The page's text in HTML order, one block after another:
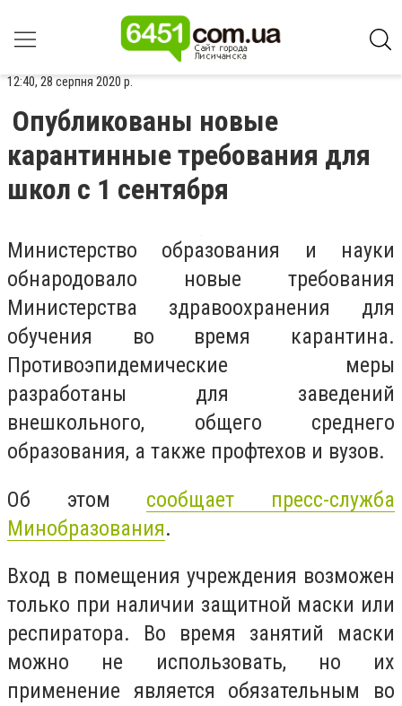
12:40, 28 серпня 2020 р.
Опубликованы новые
карантинные требования для
школ с 1 сентября
Министерство образования и науки
обнародовало новые требования
Министерства здравоохранения для
обучения во время карантина.
Противоэпидемические меры
разработаны для заведений
внешкольного, общего среднего
образования, а также профтехов и вузов.
Об этом сообщает пресс-служба
Минобразования.
Вход в помещения учреждения возможен
только при наличии защитной маски или
респиратора. Во время занятий маски
можно не использовать, но их
применение является обязательным во